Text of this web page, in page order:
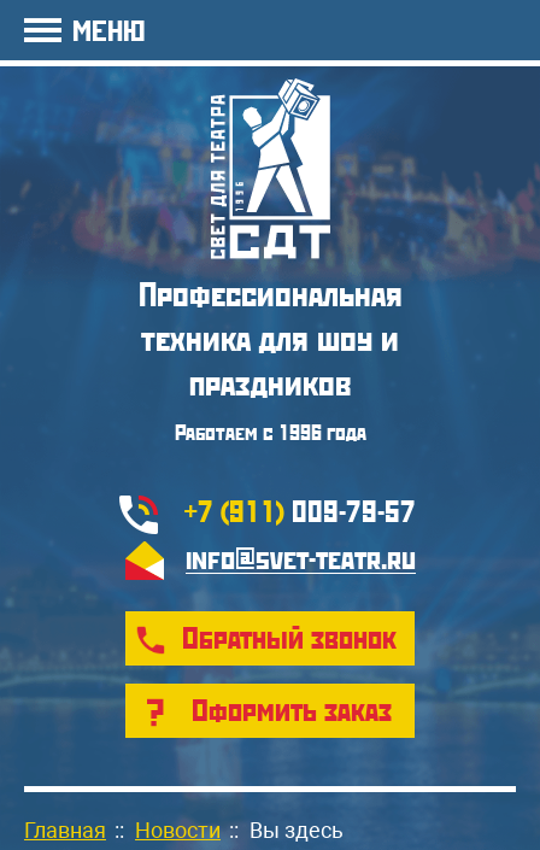
Профессиональная
техника для шоу и
праздников
Работаем с 1996 года
+7 (911) 009-79-57
info@svet-teatr.ru
Обратный звонок
Оформить заказ
Главная :: Новости :: Вы здесь
МЕНЮ